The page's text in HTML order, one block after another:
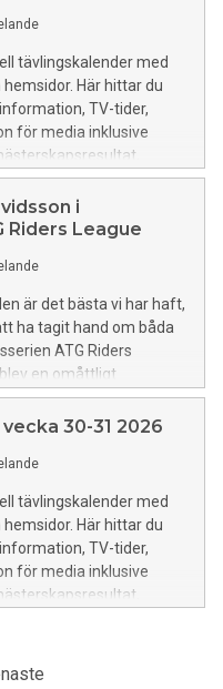
tävlingskalender med
Här hittar du
TV-tider,
för media inklusive
i
Riders League
är det bästa vi har haft,
ha tagit hand om båda
ATG Riders
en omåttligt
skiljde mellan de
30-31 2026
tävlingskalender med
Här hittar du
TV-tider,
för media inklusive